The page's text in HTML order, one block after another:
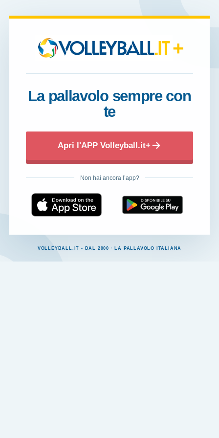
+
La pallavolo sempre con
te
Apri l'APP Volleyball.it+
Non hai ancora l’app?
VOLLEYBALL.IT - DAL 2000 · LA PALLAVOLO ITALIANA